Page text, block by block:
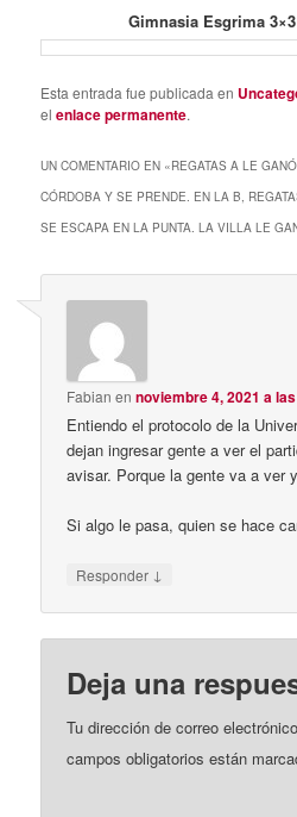
Gimnasia Esgrima
Esta entrada fue publicada en
elenlace permanente.
UN COMENTARIO EN «REGATAS A LE
CÓRDOBA Y SE PRENDE. EN LA B,
SE ESCAPA EN LA PUNTA. LA VILLA LE
Fabian ennoviembre 4, 2021 a
Entiendo el protocolo de la
dejan ingresar gente a ver el
avisar. Porque la gente va a ver
Si algo le pasa, quien se hace
Responder ↓
Deja una
Tu dirección de correo
campos obligatorios están